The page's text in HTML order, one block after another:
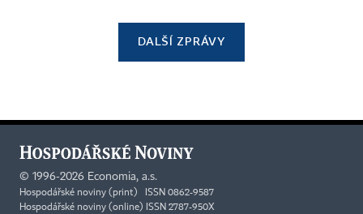
DALŠÍ ZPRÁVY
© 1996-2026 Economia, a.s.
Hospodářské noviny (print) ISSN 0862-9587
Hospodářské noviny (online) ISSN 2787-950X